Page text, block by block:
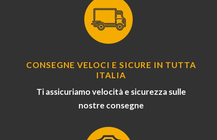
CONSEGNE VELOCI E SICURE IN TUTTA
ITALIA
Ti assicuriamo velocità e sicurezza sulle
nostre consegne